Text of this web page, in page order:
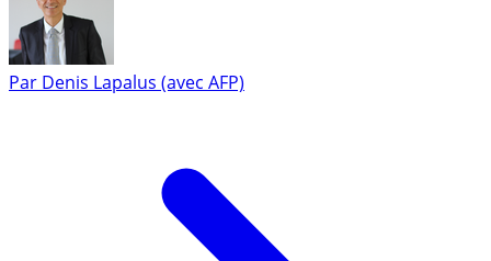
Par Denis Lapalus (avec AFP)